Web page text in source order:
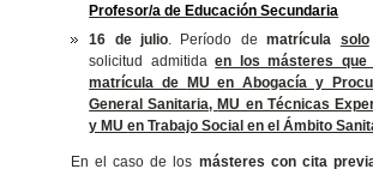
Profesor/a de Educación Secundaria
16 de julio. Período dematrícula solo
solicitud admitidaen los másteres
matrícula de MU en Abogacía y
General Sanitaria,MU en Técnicas
y MUen Trabajo Social en el Ámbito
En el caso de los másteres con cita